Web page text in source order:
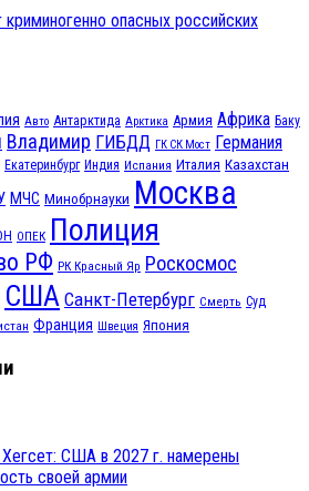
криминогенно опасных российских
Авто Антарктида Арктика Армия Африка Баку
Владимир ГИБДД ГК СК Мост Германия
Екатеринбург Индия Испания Италия Казахстан
МЧС Минобрнауки Москва
ОПЕК Полиция
РФ РК Красный Яр Роскосмос
США Санкт-Петербург Смерть Суд
Франция Швеция Япония